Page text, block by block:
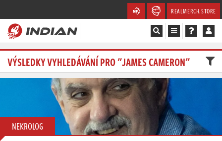
REALMERCH.STORE
Magazín
Soutěže
VÝSLEDKY VYHLEDÁVÁNÍ PRO "JAMES CAMERON"
NEKROLOG